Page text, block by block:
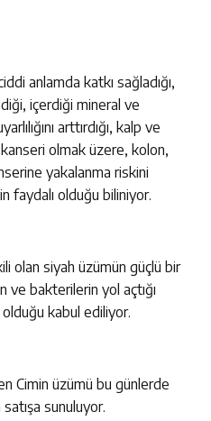
anlamda katkı sağladığı,
içerdiği mineral ve
arttırdığı, kalp ve
kanseri olmak üzere, kolon,
yakalanma riskini
faydalı olduğu biliniyor.
olan siyah üzümün güçlü bir
bakterilerin yol açtığı
olduğu kabul ediliyor.
Cimin üzümü bu günlerde
sunuluyor.